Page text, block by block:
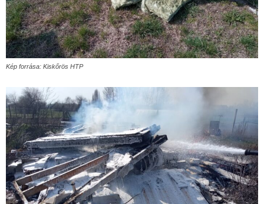
Kép forrása: Kiskőrös HTP